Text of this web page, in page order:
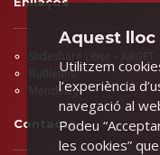
Slideshare L@te – ARGET
Butlletins
Mendeley
Contacte
Aquest
Utilitzem
l’experiència
navegació al
Podeu
les cookies”